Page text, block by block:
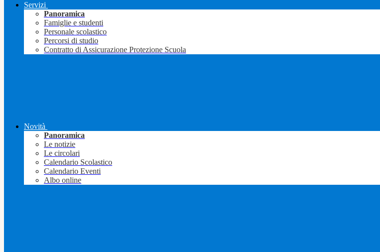
Servizi
Panoramica
Famiglie e studenti
Personale scolastico
Percorsi di studio
Contratto di Assicurazione Protezione Scuola
Novità
Panoramica
Le notizie
Le circolari
Calendario Scolastico
Calendario Eventi
Albo online